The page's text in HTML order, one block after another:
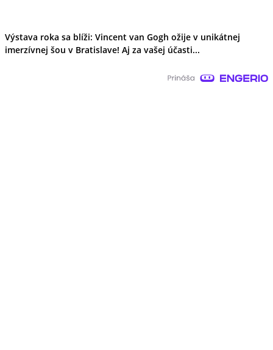
Výstava roka sa blíži: Vincent van Gogh ožije v unikátnej
imerzívnej šou v Bratislave! Aj za vašej účasti...